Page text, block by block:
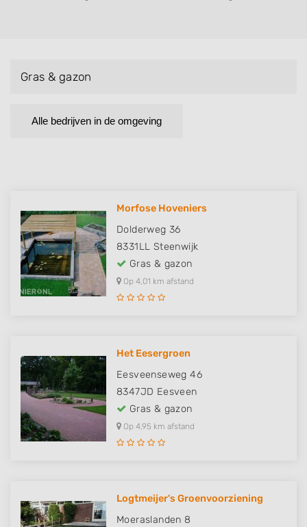
Gras & gazon
Alle bedrijven in de omgeving
Morfose Hoveniers
Dolderweg 36
8331LL Steenwijk
Gras & gazon
Op 4,01 km afstand
Het Eesergroen
Eesveenseweg 46
8347JD Eesveen
Gras & gazon
Op 4,95 km afstand
Logtmeijer's Groenvoorziening
Moeraslanden 8